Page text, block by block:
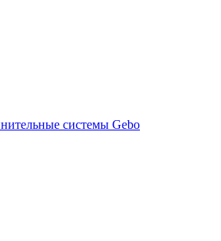
системы Gebo